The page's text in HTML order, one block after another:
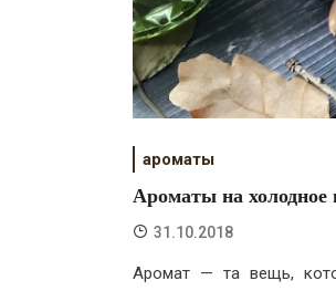
ароматы
Ароматы на холодное
31.10.2018
Аромат — та вещь,